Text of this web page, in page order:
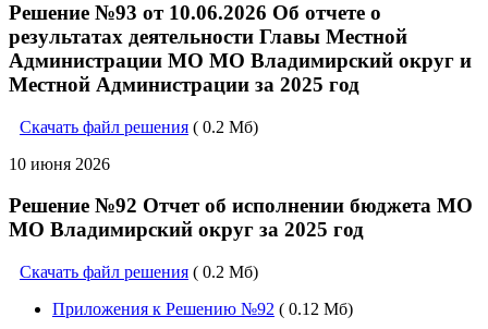
Решение №93 от 10.06.2026 Об отчете о
результатах деятельности Главы Местной
Администрации МО МО Владимирский округ и
Местной Администрации за 2025 год
Скачать файл решения ( 0.2 Мб)
10 июня 2026
Решение №92 Отчет об исполнении бюджета МО
МО Владимирский округ за 2025 год
Скачать файл решения ( 0.2 Мб)
Приложения к Решению №92 ( 0.12 Мб)